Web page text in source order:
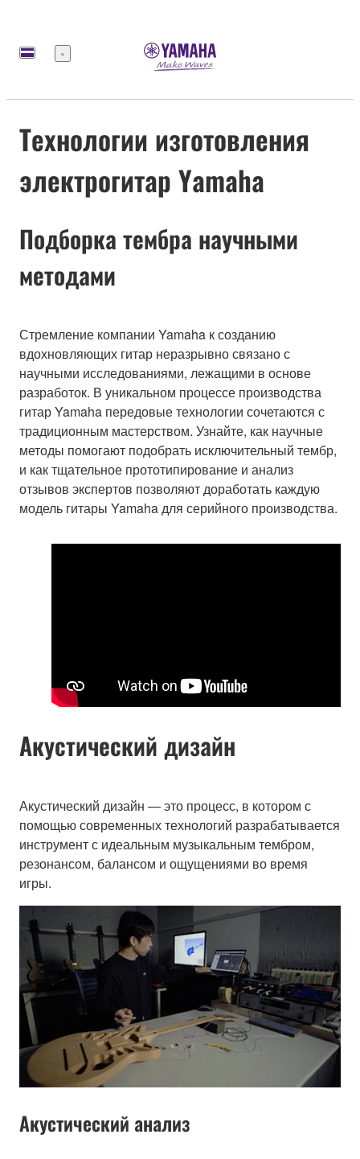
Меню
Технологии изготовления
электрогитар Yamaha
Подборка тембра научными
методами
Стремление компании Yamaha к созданию
вдохновляющих гитар неразрывно связано с
научными исследованиями, лежащими в основе
разработок. В уникальном процессе производства
гитар Yamaha передовые технологии сочетаются с
традиционным мастерством. Узнайте, как научные
методы помогают подобрать исключительный тембр,
и как тщательное прототипирование и анализ
отзывов экспертов позволяют доработать каждую
модель гитары Yamaha для серийного производства.
Акустический дизайн
Акустический дизайн — это процесс, в котором с
помощью современных технологий разрабатывается
инструмент с идеальным музыкальным тембром,
резонансом, балансом и ощущениями во время
игры.
Акустический анализ